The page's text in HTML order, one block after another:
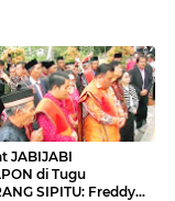
JABIJABI
di Tugu
SIPITU: Freddy